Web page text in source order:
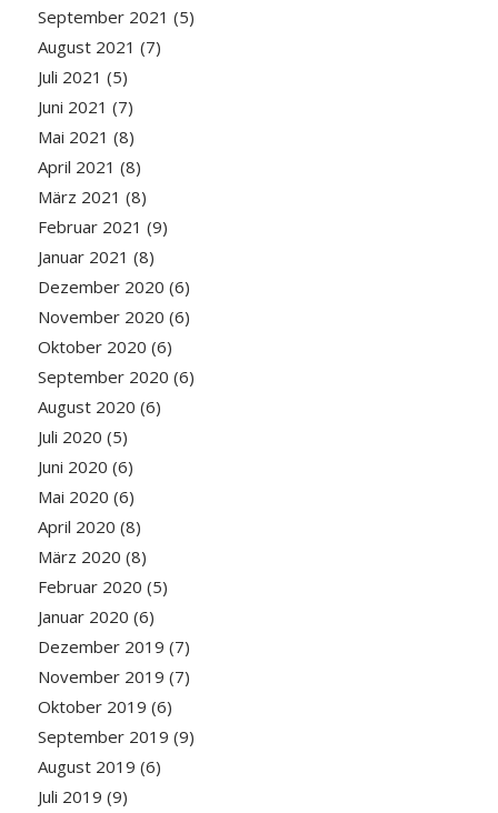
September 2021 (5)
August 2021 (7)
Juli 2021 (5)
Juni 2021 (7)
Mai 2021 (8)
April 2021 (8)
März 2021 (8)
Februar 2021 (9)
Januar 2021 (8)
Dezember 2020 (6)
November 2020 (6)
Oktober 2020 (6)
September 2020 (6)
August 2020 (6)
Juli 2020 (5)
Juni 2020 (6)
Mai 2020 (6)
April 2020 (8)
März 2020 (8)
Februar 2020 (5)
Januar 2020 (6)
Dezember 2019 (7)
November 2019 (7)
Oktober 2019 (6)
September 2019 (9)
August 2019 (6)
Juli 2019 (9)